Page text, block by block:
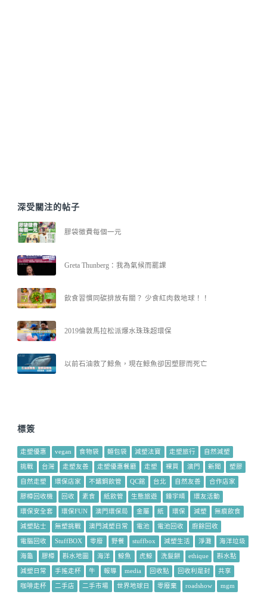
深受關注的帖子
膠袋徵費每個一元
Greta Thunberg：我為氣候而罷課
飲食習慣同碳排放有關？ 少食紅肉救地球！！
2019倫敦馬拉松派爆水珠珠超環保
以前石油救了鯨魚，現在鯨魚卻因塑膠而死亡
標簽
走塑優惠 vegan 食物袋 麵包袋 減塑法寶 走塑旅行 自然減塑
挑戰 台灣 走塑友善 走塑優惠餐廳 走塑 裸買 澳門 新聞 塑膠
自然走塑 環保店家 不鏽鋼飲管 QC館 台北 自然友善 合作店家
膠樽回收機 回收 素食 紙飲管 生態旅遊 鍾宇晴 環友活動
環保安全套 環保FUN 澳門環保局 金屬 紙 環保 減塑 無痕飲食
減塑貼士 無塑挑戰 澳門減塑日常 電池 電池回收 廚餘回收
電腦回收 StuffBOX 零廢 野餐 stuffbox 減塑生活 淨灘 海洋垃圾
海龜 膠樽 斟水地圖 海洋 鯨魚 虎鯨 洗髮餅 ethique 斟水點
減塑日常 手搖走杯 牛 報導 media 回收點 回收利是封 共享
咖啡走杯 二手店 二手市場 世界地球日 零廢棄 roadshow mgm